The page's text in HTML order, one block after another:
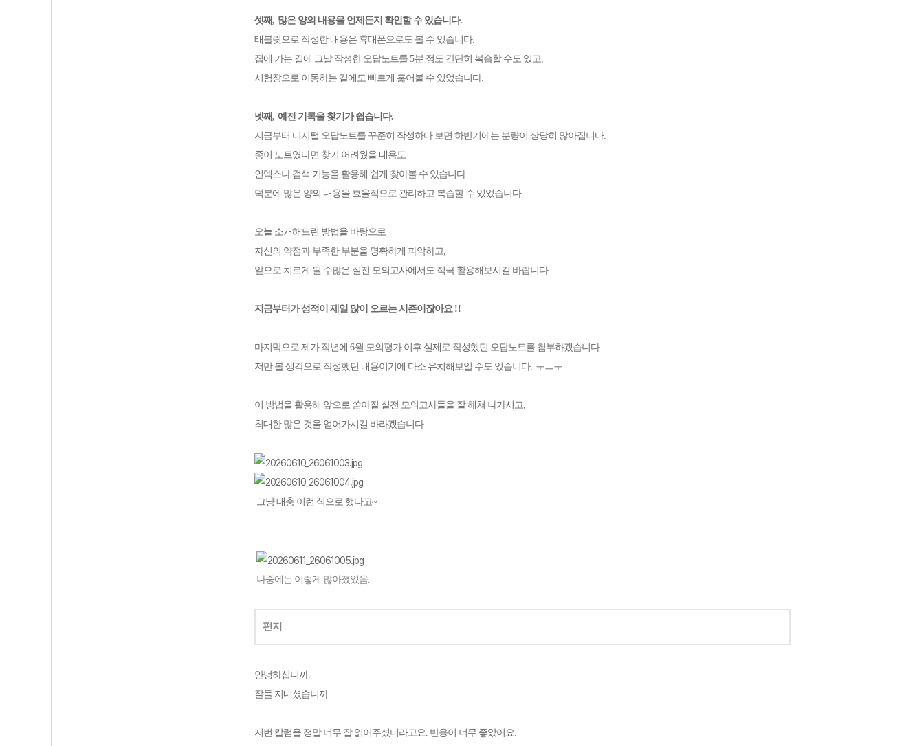
셋째, 많은 양의 내용을 언제든지 확인할 수 있습니다.
태블릿으로 작성한 내용은 휴대폰으로도 볼 수 있습니다.
집에 가는 길에 그날 작성한 오답노트를 5분 정도 간단히 복습할 수도 있고,
시험장으로 이동하는 길에도 빠르게 훑어볼 수 있었습니다.
넷째, 예전 기록을 찾기가 쉽습니다.
지금부터 디지털 오답노트를 꾸준히 작성하다 보면 하반기에는 분량이 상당히 많아집니다.
종이 노트였다면 찾기 어려웠을 내용도
인덱스나 검색 기능을 활용해 쉽게 찾아볼 수 있습니다.
덕분에 많은 양의 내용을 효율적으로 관리하고 복습할 수 있었습니다.
오늘 소개해드린 방법을 바탕으로
자신의 약점과 부족한 부분을 명확하게 파악하고,
앞으로 치르게 될 수많은 실전 모의고사에서도 적극 활용해보시길 바랍니다.
지금부터가 성적이 제일 많이 오르는 시즌이잖아요 !!
마지막으로 제가 작년에 6월 모의평가 이후 실제로 작성했던 오답노트를 첨부하겠습니다.
저만 볼 생각으로 작성했던 내용이기에 다소 유치해보일 수도 있습니다. ㅜㅡㅜ
이 방법을 활용해 앞으로 쏟아질 실전 모의고사들을 잘 헤쳐 나가시고,
최대한 많은 것을 얻어가시길 바라겠습니다.
그냥 대충 이런 식으로 했다고~
나중에는 이렇게 많아졌었음.
편지
안녕하십니까.
잘들 지내셨습니까.
저번 칼럼을 정말 너무 잘 읽어주셨더라고요. 반응이 너무 좋았어요.